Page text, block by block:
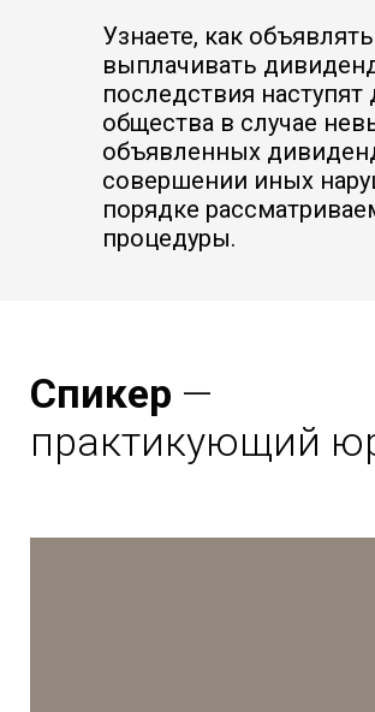
Узнаете, как
выплачивать
последствия наступят
общества в случае
объявленных
совершении иных
порядке
процедуры.
Спикер —
практикующий